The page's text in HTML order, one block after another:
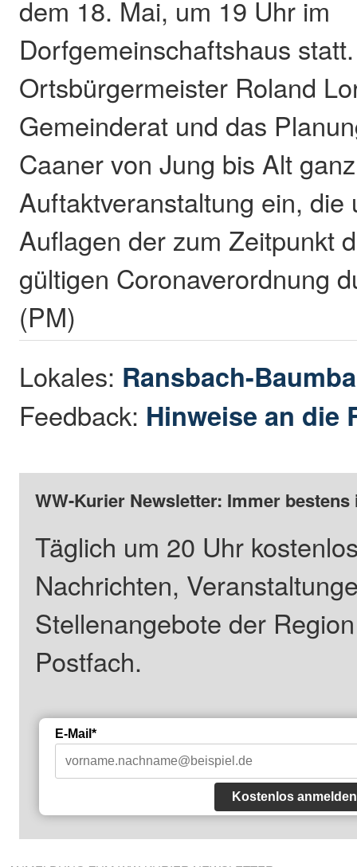
dem 18. Mai, um 19 Uhr im
Dorfgemeinschaftshaus statt.
Ortsbürgermeister Roland
Gemeinderat und das
Caaner von Jung bis Alt
Auftaktveranstaltung ein, die
Auflagen der zum Zeitpunkt
gültigen Coronaverordnung
(PM)
Lokales: Ransbach-
Feedback: Hinweise an die
WW-Kurier Newsletter: Immer
Täglich um 20 Uhr
Nachrichten,
Stellenangebote der
Postfach.
E-Mail*
Kostenlos anmelden